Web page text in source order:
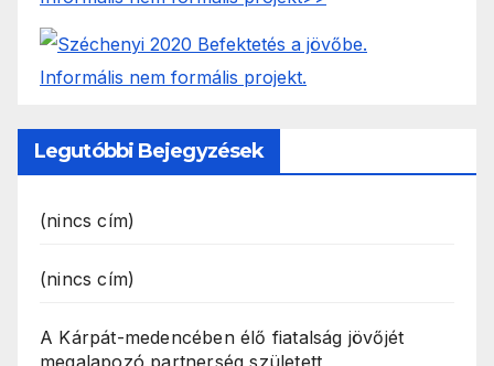
Legutóbbi Bejegyzések
(nincs cím)
(nincs cím)
A Kárpát-medencében élő fiatalság jövőjét